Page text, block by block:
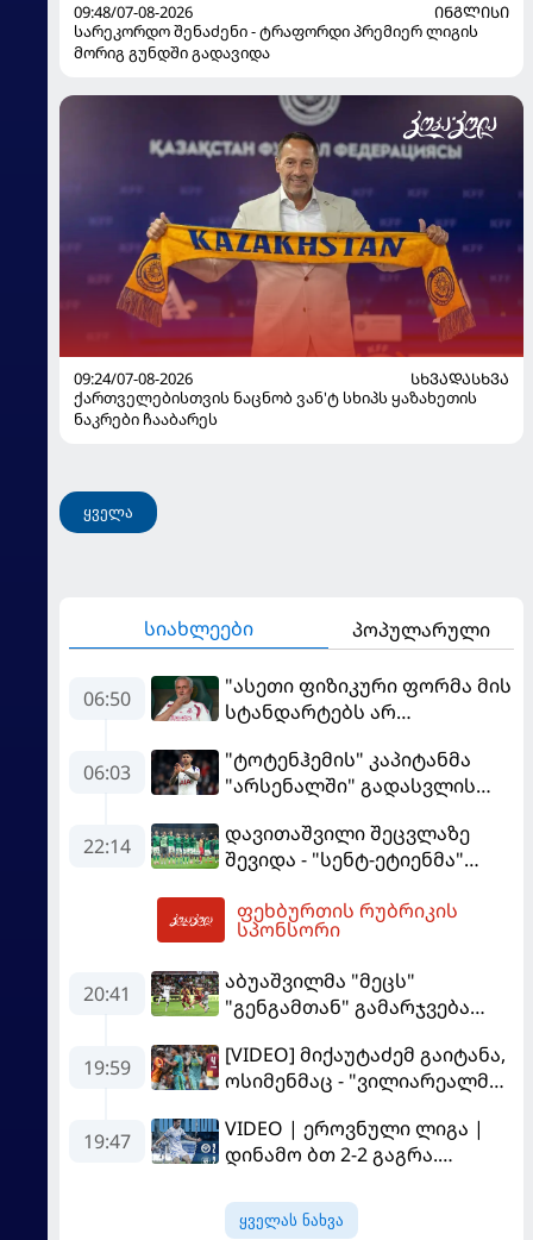
09:48/07-08-2026
ᲘᲜᲒᲚᲘᲡᲘ
სარეკორდო შენაძენი - ტრაფორდი პრემიერ ლიგის
მორიგ გუნდში გადავიდა
09:24/07-08-2026
ᲡᲮᲕᲐᲓᲐᲡᲮᲕᲐ
ქართველებისთვის ნაცნობ ვან'ტ სხიპს ყაზახეთის
ნაკრები ჩააბარეს
ყველა
სიახლეები პოპულარული
06:50
"ასეთი ფიზიკური ფორმა მის
სტანდარტებს არ
"რეალის" ახალწვეული
გააკრიტიკა
06:03
"ტოტენჰემის" კაპიტანმა
"არსენალში" გადასვლის
22:14
დავითაშვილი შეცვლაზე
შევიდა - "სენტ-ეტიენმა"
ფეხბურთის რუბრიკის
სპონსორი
20:41
აბუაშვილმა "მეცს"
"გენგამთან" გამარჯვება
19:59
[VIDEO] მიქაუტაძემ გაიტანა,
ოსიმენმაც - "ვილიარეალმა"
"გალათასარაის" მოუგო
19:47
VIDEO | ეროვნული ლიგა |
დინამო ბთ 2-2 გაგრა.
ყველას ნახვა